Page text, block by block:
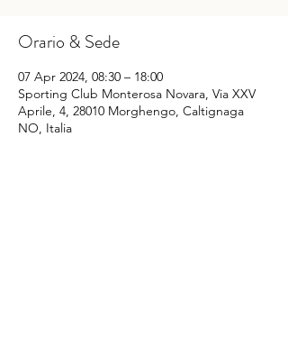
Orario & Sede
07 Apr 2024, 08:30 – 18:00
Sporting Club Monterosa Novara, Via XXV
Aprile, 4, 28010 Morghengo, Caltignaga
NO, Italia